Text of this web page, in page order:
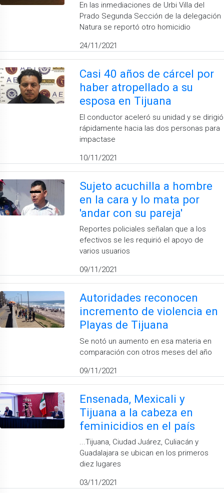
En las inmediaciones de Urbi Villa del
Prado Segunda Sección de la delegación
Natura se reportó otro homicidio
24/11/2021
Casi 40 años de cárcel por
haber atropellado a su
esposa en Tijuana
El conductor aceleró su unidad y se dirigió
rápidamente hacia las dos personas para
impactase
10/11/2021
Sujeto acuchilla a hombre
en la cara y lo mata por
'andar con su pareja'
Reportes policiales señalan que a los
efectivos se les requirió el apoyo de
varios usuarios
09/11/2021
Autoridades reconocen
incremento de violencia en
Playas de Tijuana
Se notó un aumento en esa materia en
comparación con otros meses del año
09/11/2021
Ensenada, Mexicali y
Tijuana a la cabeza en
feminicidios en el país
...Tijuana, Ciudad Juárez, Culiacán y
Guadalajara se ubican en los primeros
diez lugares
03/11/2021